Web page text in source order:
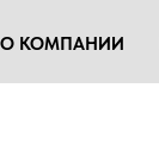
О КОМПАНИИ